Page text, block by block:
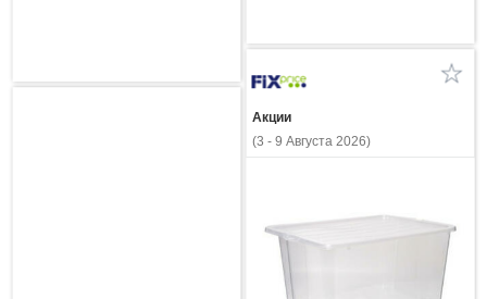
Акции
(3 - 9 Августа 2026)